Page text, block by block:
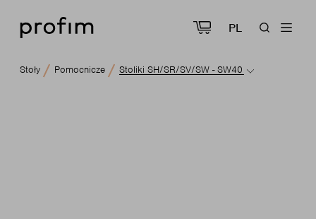
PL
Stoły Pomocnicze Stoliki SH/SR/SV/SW - SW40